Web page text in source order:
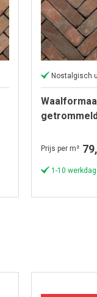
Nostalgisch
Prijs per m²
1-10